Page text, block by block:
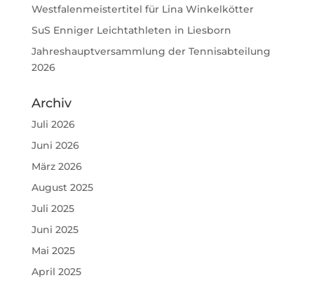
Westfalenmeistertitel für Lina Winkelkötter
SuS Enniger Leichtathleten in Liesborn
Jahreshauptversammlung der Tennisabteilung
2026
Archiv
Juli 2026
Juni 2026
März 2026
August 2025
Juli 2025
Juni 2025
Mai 2025
April 2025